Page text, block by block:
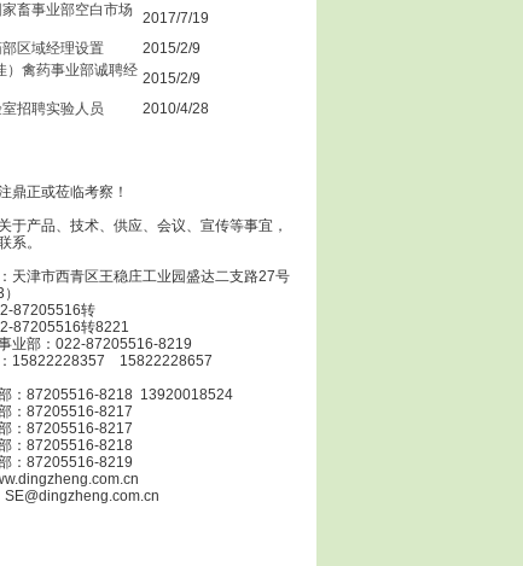
公司员工在蓟县旅游
史刚获得讲课比赛二等奖
家畜事业部空白市场
2017/7/19
部区域经理设置
2015/2/9
）禽药事业部诚聘经 2015/2/9
室招聘实验人员
2010/4/28
鼎正或莅临考察！
于产品、技术、供应、会议、宣传等事宜，
系。
天津市西青区王稳庄工业园盛达二支路27号
87205516转
87205516转8221
业部：022-87205516-8219
15822228357 15822228657
：87205516-8218 13920018524
：87205516-8217
：87205516-8217
：87205516-8218
：87205516-8219
SE@dingzheng.com.cn